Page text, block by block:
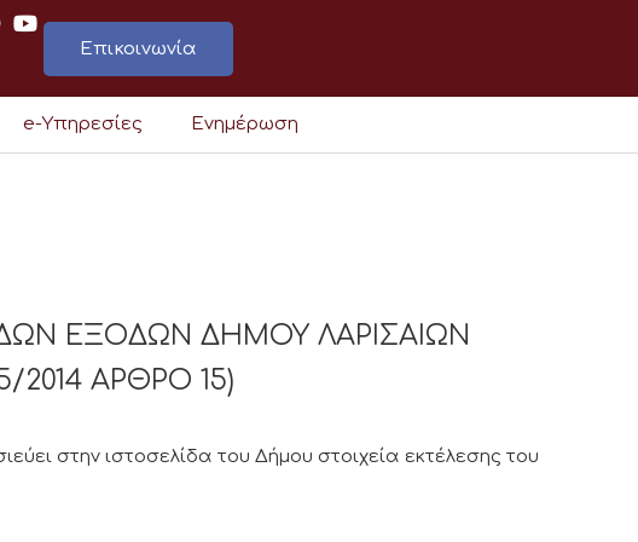
Επικοινωνία
e-Υπηρεσίες Ενημέρωση
ΕΞΟΔΩΝ ΔΗΜΟΥ ΛΑΡΙΣΑΙΩΝ
2014 ΑΡΘΡΟ 15)
στην ιστοσελίδα του Δήμου στοιχεία εκτέλεσης του